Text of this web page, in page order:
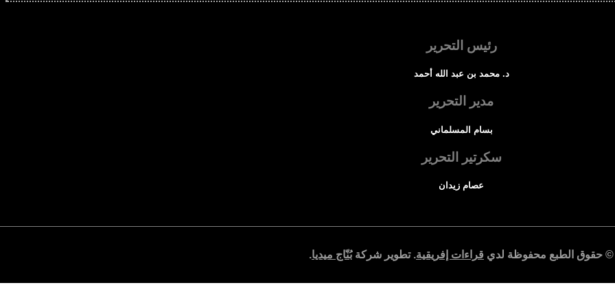
رئيس التحرير
د. محمد بن عبد الله أحمد
مدير التحرير
بسام المسلماني
سكرتير التحرير
عصام زيدان
© حقوق الطبع محفوظة لدي قراءات إفريقية. تطوير شركةبُنّاج ميديا.